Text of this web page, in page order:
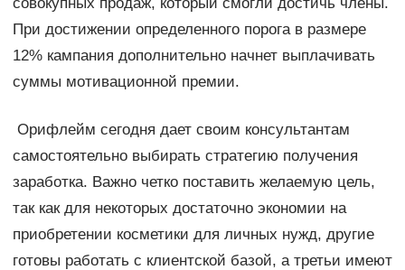
При достижении определенного порога в размере
12% кампания дополнительно начнет выплачивать
суммы мотивационной премии.
Орифлейм сегодня дает своим консультантам
самостоятельно выбирать стратегию получения
заработка. Важно четко поставить желаемую цель,
так как для некоторых достаточно экономии на
приобретении косметики для личных нужд, другие
готовы работать с клиентской базой, а третьи имеют